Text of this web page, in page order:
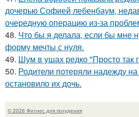
дочерью Софией лебенбаум,
очередную операцию из-за
48. Что бы я делала, если бы мне
форму мечты с нуля.
49. Шум в ушах редко "Просто так
50. Родители потеряли надежду
остановило их дочь.
© 2026 Фитнес для похудения